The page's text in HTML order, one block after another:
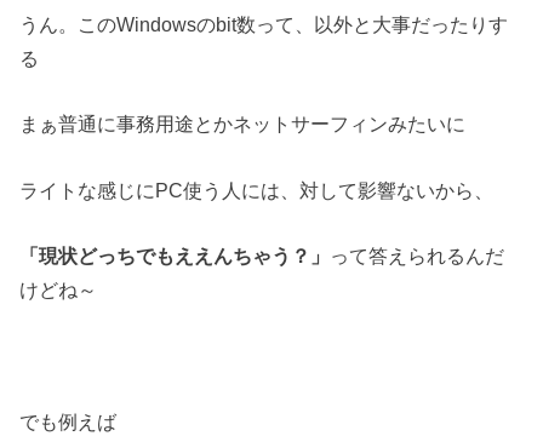
うん。このWindowsのbit数って、以外と大事だったりす
る
まぁ普通に事務用途とかネットサーフィンみたいに
ライトな感じにPC使う人には、対して影響ないから、
「現状どっちでもええんちゃう？」 って答えられるんだ
けどね～
でも例えば